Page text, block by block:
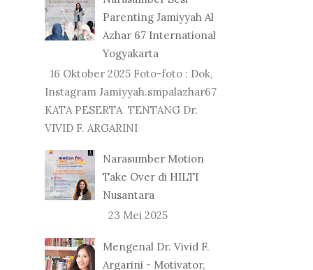
Parenting Jamiyyah Al
Azhar 67 International
Yogyakarta
16 Oktober 2025 Foto-foto : Dok,
Instagram Jamiyyah.smpalazhar67
KATA PESERTA TENTANG Dr.
VIVID F. ARGARINI
Narasumber Motion
Take Over di HILTI
Nusantara
23 Mei 2025
Mengenal Dr. Vivid F.
Argarini - Motivator,